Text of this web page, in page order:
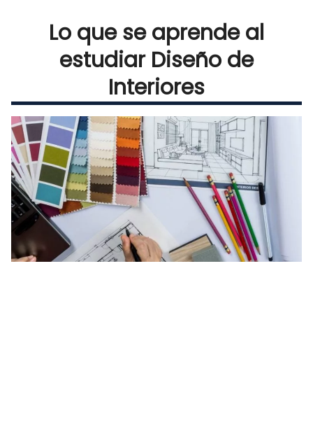
Lo que se aprende al
estudiar Diseño de
Interiores